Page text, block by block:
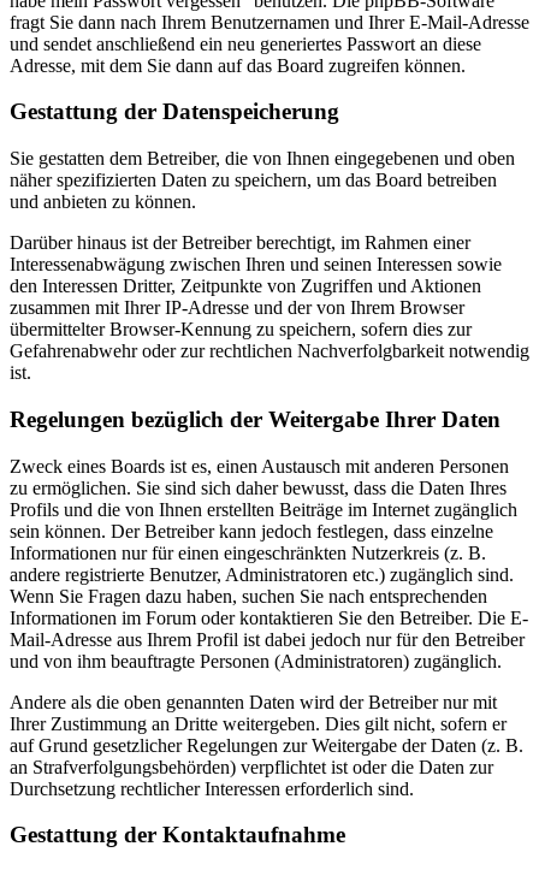
fragt Sie dann nach Ihrem Benutzernamen und Ihrer E-Mail-Adresse
und sendet anschließend ein neu generiertes Passwort an diese
Adresse, mit dem Sie dann auf das Board zugreifen können.
Gestattung der Datenspeicherung
Sie gestatten dem Betreiber, die von Ihnen eingegebenen und oben
näher spezifizierten Daten zu speichern, um das Board betreiben
und anbieten zu können.
Darüber hinaus ist der Betreiber berechtigt, im Rahmen einer
Interessenabwägung zwischen Ihren und seinen Interessen sowie
den Interessen Dritter, Zeitpunkte von Zugriffen und Aktionen
zusammen mit Ihrer IP-Adresse und der von Ihrem Browser
übermittelter Browser-Kennung zu speichern, sofern dies zur
Gefahrenabwehr oder zur rechtlichen Nachverfolgbarkeit notwendig
ist.
Regelungen bezüglich der Weitergabe Ihrer Daten
Zweck eines Boards ist es, einen Austausch mit anderen Personen
zu ermöglichen. Sie sind sich daher bewusst, dass die Daten Ihres
Profils und die von Ihnen erstellten Beiträge im Internet zugänglich
sein können. Der Betreiber kann jedoch festlegen, dass einzelne
Informationen nur für einen eingeschränkten Nutzerkreis (z. B.
andere registrierte Benutzer, Administratoren etc.) zugänglich sind.
Wenn Sie Fragen dazu haben, suchen Sie nach entsprechenden
Informationen im Forum oder kontaktieren Sie den Betreiber. Die E-
Mail-Adresse aus Ihrem Profil ist dabei jedoch nur für den Betreiber
und von ihm beauftragte Personen (Administratoren) zugänglich.
Andere als die oben genannten Daten wird der Betreiber nur mit
Ihrer Zustimmung an Dritte weitergeben. Dies gilt nicht, sofern er
auf Grund gesetzlicher Regelungen zur Weitergabe der Daten (z. B.
an Strafverfolgungsbehörden) verpflichtet ist oder die Daten zur
Durchsetzung rechtlicher Interessen erforderlich sind.
Gestattung der Kontaktaufnahme